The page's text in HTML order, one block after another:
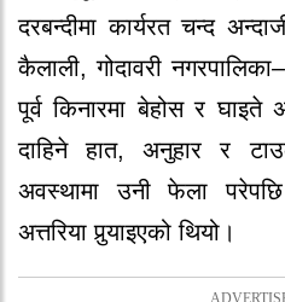
दरबन्दीमा कार्यरत चन्द
कैलाली, गोदावरी
पूर्व किनारमा बेहोस र घाइते
दाहिने हात, अनुहार र
अवस्थामा उनी फेला
अत्तरिया पुर्‍याइएको थियो।